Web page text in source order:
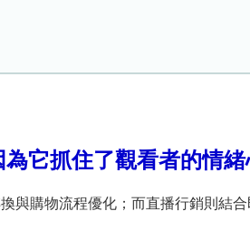
它抓住了觀看者的情
與購物流程優化；而直播行銷則結